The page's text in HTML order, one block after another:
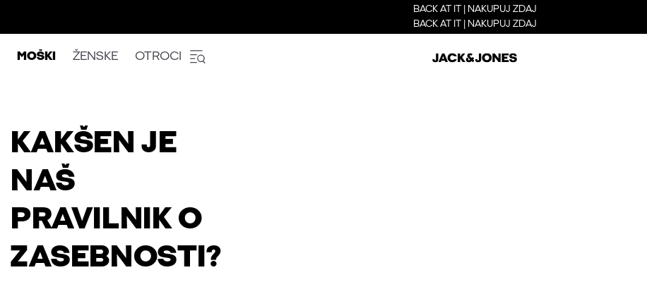
BACK AT IT | NAKUPUJ ZDAJ
BACK AT IT | NAKUPUJ ZDAJ
MOŠKI ŽENSKE OTROCI
KAKŠEN JE
NAŠ
PRAVILNIK O
ZASEBNOSTI?